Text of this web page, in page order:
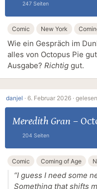
247 Seiten
Comic New York
Wie ein Gespräch im
alles von Octopus Pie
Ausgabe? Richtig gut.
danjel · 6. Februar 2026 · gelesen
Meredith Gran –
204 Seiten
Comic Coming of Age
“I guess I need some
Something that shifts